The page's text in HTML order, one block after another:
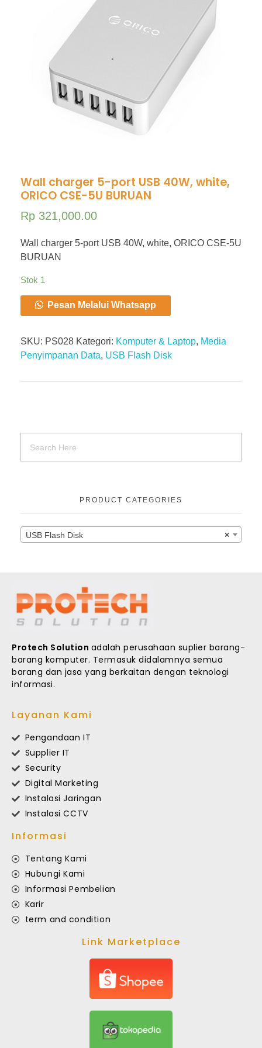
PriceList Mechanical electrical
Elektronik
Kesehatan
Handphone & Tablet
Komputer & Laptop
Office & Stationery
Voice Recorder
Wall charger 5-port USB 40W, white,
ORICO CSE-5U BURUAN
Rp 321,000.00
Wall charger 5-port USB 40W, white, ORICO CSE-5U
BURUAN
Stok 1
Pesan Melalui Whatsapp
SKU: PS028 Kategori: Komputer & Laptop, Media
Penyimpanan Data, USB Flash Disk
PRODUCT CATEGORIES
×
USB Flash Disk
Protech Solution adalah perusahaan suplier barang-
barang komputer. Termasuk didalamnya semua
barang dan jasa yang berkaitan dengan teknologi
informasi.
Layanan Kami
Pengandaan IT
Supplier IT
Security
Digital Marketing
Instalasi Jaringan
Instalasi CCTV
Informasi
Tentang Kami
Hubungi Kami
Informasi Pembelian
Karir
term and condition
Link Marketplace